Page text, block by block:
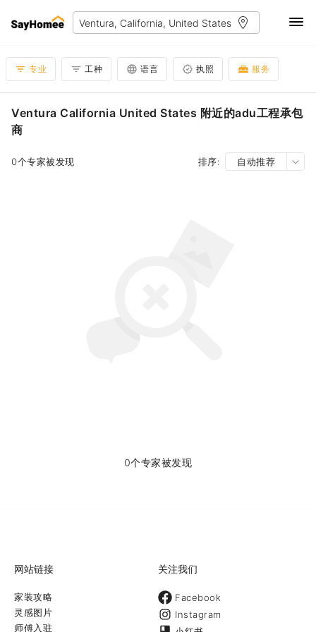
专业 工种 语言 执照 服务
Ventura California United States 附近的adu工程承包
商
0个专家被发现 排序: 自动推荐
0个专家被发现
网站链接
家装攻略
灵感图片
师傅入驻
关注我们
Facebook
Instagram